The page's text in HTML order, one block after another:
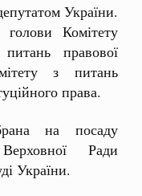
України.
Комітету
правової
з питань
права.
на посаду
Ради
України.